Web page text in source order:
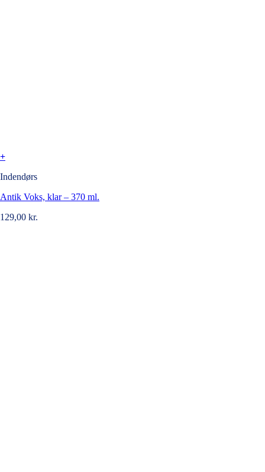
+
Indendørs
Antik Voks, klar – 370 ml.
129,00 kr.